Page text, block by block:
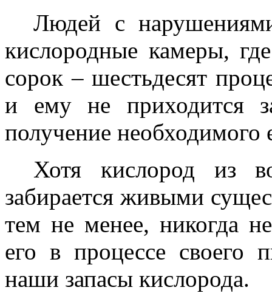
Людей с
кислородные камеры,
сорок – шестьдесят
и ему не приходится
получение необходимого
Хотя кислород из
забирается живыми
тем не менее, никогда
его в процессе своего
наши запасы кислорода.